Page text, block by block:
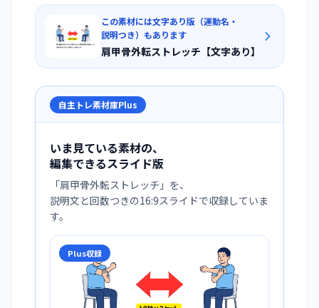
この素材には文字あり版（運動名・
説明つき）もあります
肩甲骨外転ストレッチ【文字あり】
自主トレ素材庫Plus
いま見ている素材の、
編集できるスライド版
「肩甲骨外転ストレッチ 」を、
説明文と回数つきの16:9スライドで収録していま
す。
Plus収録